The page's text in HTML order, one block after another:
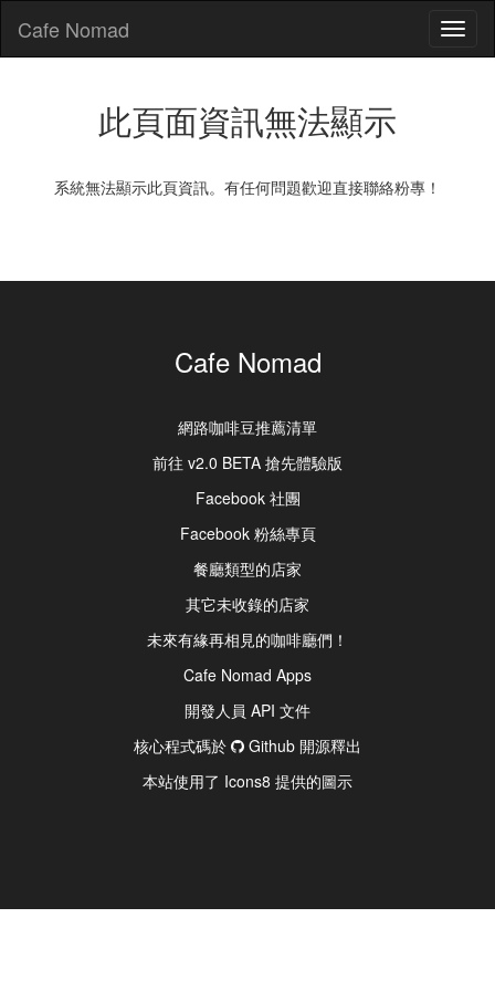
Cafe Nomad
此頁面資訊無法顯示
系統無法顯示此頁資訊。有任何問題歡迎直接聯絡粉專！
Cafe Nomad
網路咖啡豆推薦清單
前往 v2.0 BETA 搶先體驗版
Facebook 社團
Facebook 粉絲專頁
餐廳類型的店家
其它未收錄的店家
未來有緣再相見的咖啡廳們！
Cafe Nomad Apps
開發人員 API 文件
核心程式碼於
Github 開源釋出
本站使用了 Icons8 提供的圖示